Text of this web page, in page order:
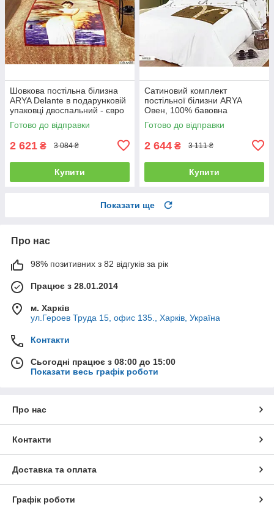
Шовкова постільна білизна
ARYA Delante в подарунковій
упаковці двоспальний - євро
Готово до відправки
2 621 ₴ 3 084 ₴
Купити
Сатиновий комплект
постільної білизни ARYA
Овен, 100% бавовна
полуторний
Готово до відправки
2 644 ₴ 3 111 ₴
Купити
Показати ще
Про нас
98% позитивних з 82 відгуків за рік
Працює з 28.01.2014
м. Харків
ул.Героев Труда 15, офис 135., Харків, Україна
Контакти
Сьогодні працює з 08:00 до 15:00
Показати весь графік роботи
Про нас
Контакти
Доставка та оплата
Графік роботи